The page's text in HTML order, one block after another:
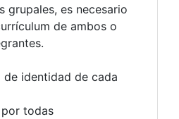
grupales, es necesario
de ambos o
identidad de cada
todas